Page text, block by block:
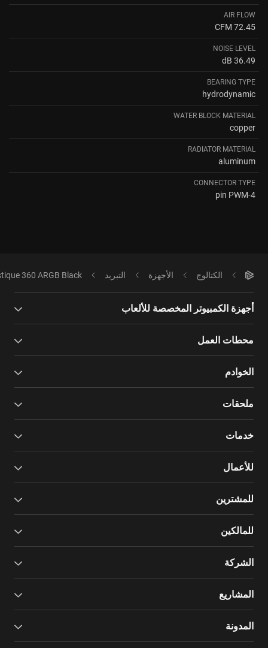
AIR FLOW
72.45 CFM
NOISE LEVEL
36.49 dB
BEARING TYPE
hydrodynamic
WATER BLOCK MATERIAL
copper
RADIATOR MATERIAL
aluminum
CONNECTOR TYPE
4-pin PWM
الكتالوج الأجهزة التبريد 360 ARGB Black
أجهزة الكمبيوتر المخصصة للألعاب
محطات العمل
الخوادم
ملحقات
خدمات
للأعمال
للمشترين
للمالكين
الشركة
المشاريع
المدونة